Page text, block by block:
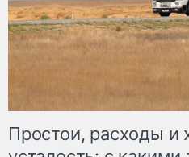
Простои, расходы и